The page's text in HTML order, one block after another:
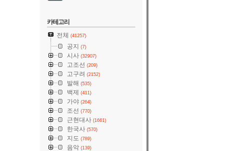
카테고리
전체
(41257)
공지 (7)
시사 (32907)
고조선 (209)
고구려 (2152)
발해 (535)
백제 (411)
가야 (264)
조선 (770)
근현대사 (1661)
한국사 (570)
지도 (789)
음악 (139)